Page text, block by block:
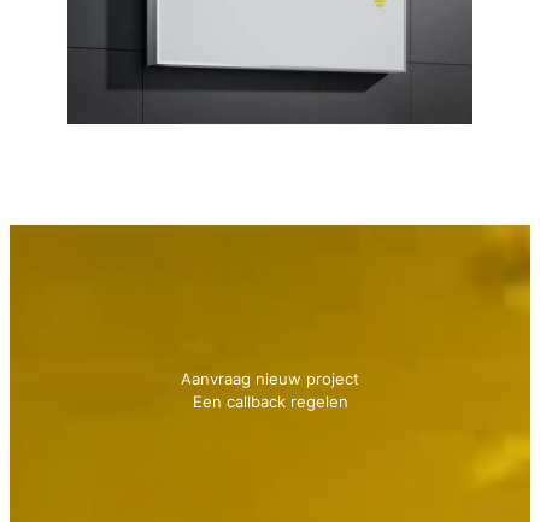
Aanvraag nieuw project
Een callback regelen